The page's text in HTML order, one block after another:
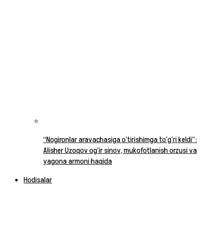
“Nogironlar aravachasiga o‘tirishimga to‘g‘ri keldi”:
Alisher Uzoqov og‘ir sinov, mukofotlanish orzusi va
yagona armoni haqida
Hodisalar